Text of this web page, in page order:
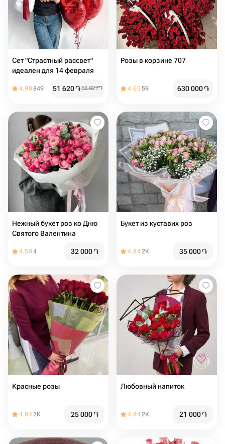
Сет "Страстный рассвет"
идеален для 14 февраля
4.90849 51 620֏68 827֏
Розы в корзине 707
4.6559 630 000֏
Нежный букет роз ко Дню
Святого Валентина
4.504 32 000֏
Букет из куставих роз
4.842K 35 000֏
Красные розы
4.842K 25 000֏
Любовный напиток
4.842K 21 000֏